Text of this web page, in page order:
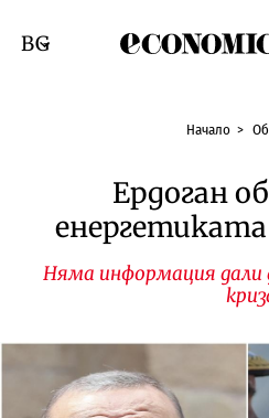
Смяна на език
Начало
Ердоган
Няма информация дали